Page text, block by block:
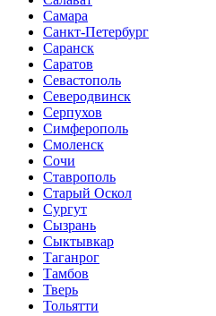
Самара
Санкт-Петербург
Саранск
Саратов
Севастополь
Северодвинск
Серпухов
Симферополь
Смоленск
Сочи
Ставрополь
Старый Оскол
Сургут
Сызрань
Сыктывкар
Таганрог
Тамбов
Тверь
Тольятти